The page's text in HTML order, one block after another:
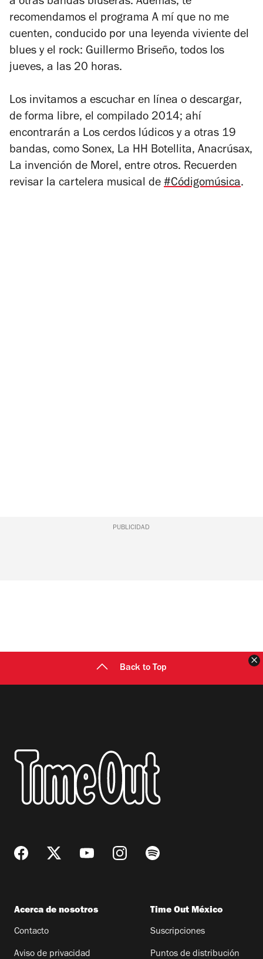
recomendamos el programa A mí que no me
cuenten, conducido por una leyenda viviente del
blues y el rock: Guillermo Briseño, todos los
jueves, a las 20 horas.
Los invitamos a escuchar en línea o descargar,
de forma libre, el compilado 2014; ahí
encontrarán a Los cerdos lúdicos y a otras 19
bandas, como Sonex, La HH Botellita, Anacrúsax,
La invención de Morel, entre otros. Recuerden
revisar la cartelera musical de #Códigomúsica.
PUBLICIDAD
Back to Top
Acerca de nosotros
Contacto
Aviso de privacidad
Time Out México
Suscripciones
Puntos de distribución